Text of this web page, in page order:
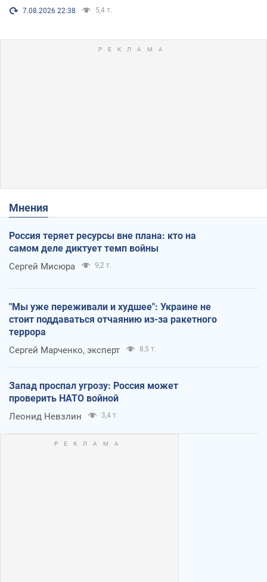
7.08.2026 22:38 5,4 т.
Мнения
Россия теряет ресурсы вне плана: кто на
самом деле диктует темп войны
Сергей Мисюра 9,2 т.
"Мы уже переживали и худшее": Украине не
стоит поддаваться отчаянию из-за ракетного
террора
Сергей Марченко, эксперт 8,5 т.
Запад проспал угрозу: Россия может
проверить НАТО войной
Леонид Невзлин 3,4 т.